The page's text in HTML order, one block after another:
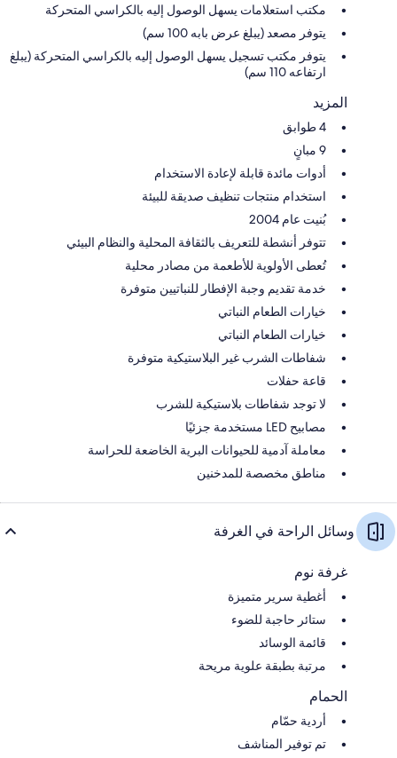
مكتب استعلامات يسهل الوصول إليه بالكراسي المتحركة
يتوفر مصعد (يبلغ عرض بابه 100 سم)
يتوفر مكتب تسجيل يسهل الوصول إليه بالكراسي المتحركة (يبلغ
ارتفاعه 110 سم)
المزيد
4 طوابق
9 مبانٍ
أدوات مائدة قابلة لإعادة الاستخدام
استخدام منتجات تنظيف صديقة للبيئة
بُنيت عام 2004
تتوفر أنشطة للتعريف بالثقافة المحلية والنظام البيئي
تُعطى الأولوية للأطعمة من مصادر محلية
خدمة تقديم وجبة الإفطار للنباتيين متوفرة
خيارات الطعام النباتي
خيارات الطعام النباتي
شفاطات الشرب غير البلاستيكية متوفرة
قاعة حفلات
لا توجد شفاطات بلاستيكية للشرب
مصابيح LED مستخدمة جزئيًا
معاملة آدمية للحيوانات البرية الخاضعة للحراسة
مناطق مخصصة للمدخنين
وسائل الراحة في الغرفة
غرفة نوم
أغطية سرير متميزة
ستائر حاجبة للضوء
قائمة الوسائد
مرتبة بطبقة علوية مريحة
الحمام
أردية حمّام
تم توفير المناشف